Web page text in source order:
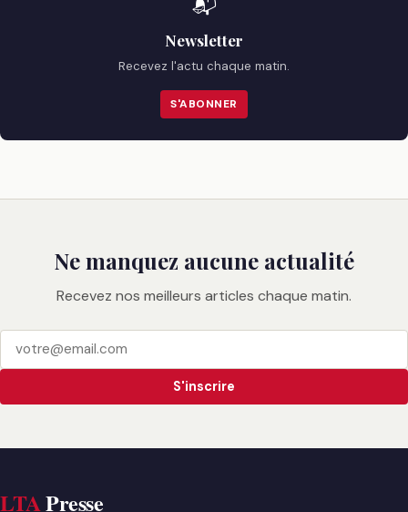
Newsletter
Recevez l'actu chaque matin.
S'ABONNER
Ne manquez aucune actualité
Recevez nos meilleurs articles chaque matin.
S'inscrire
LTAPresse